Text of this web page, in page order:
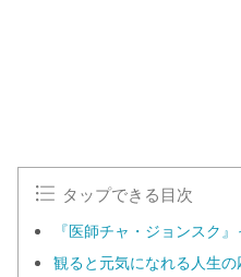
タップできる目次
『医師チャ・ジョンスク
観ると元気になれる人生